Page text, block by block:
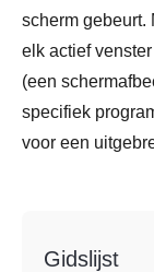
scherm gebeurt.
elk actief
(een
specifiek
voor een
Gidslijst